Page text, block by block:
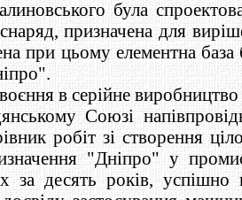
була
призначена для
при цьому елементна база
в серійне виробництво
Союзі
робіт зі створення
"Дніпро" у
десять років, успішно